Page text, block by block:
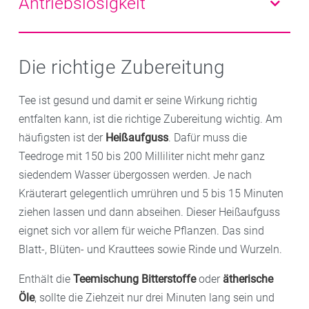
Entzündungen. Das Trio aus Anis, Kümmel und
Fenchel hilft gegen Blähungen – auch schon bei
Pflanzenextrakte aus Baldrian,
Passionsblume und Melisse. Sie wirken beruhigend
einzeln oder auch als fertige Mischung in Ihrer
Fühlen Sie sichmüdeund ausgelaugt? Auch hier
Zitronentees regen Kreislauf und Stimmung an.
Zudem wärmen sie von innen. Johanniskraut hellt die
Stimmung auf. Und Weißdorn fördert die
Durchblutung des Herzmuskels. Er kann so die
allgemeine Leistungsfähigkeit, zum Beispiel beim
Treppensteigen, steigern.
Die richtige Zubereitung
Tee ist gesund und damit er seine Wirkung richtig
entfalten kann, ist die richtige Zubereitung wichtig. Am
häufigsten ist der Heißaufguss. Dafür muss die
Teedroge mit 150 bis 200 Milliliter nicht mehr ganz
siedendem Wasser übergossen werden. Je nach
Kräuterart gelegentlich umrühren und 5 bis 15 Minuten
ziehen lassen und dann abseihen. Dieser Heißaufguss
eignet sich vor allem für weiche Pflanzen. Das sind
Blatt-, Blüten- und Krauttees sowie Rinde und Wurzeln.
Enthält die Teemischung Bitterstoffeoder ätherische
Öle, sollte die Ziehzeit nur drei Minuten lang sein und